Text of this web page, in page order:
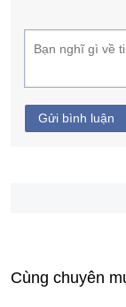
Gửi bình luận
Cùng chuyên